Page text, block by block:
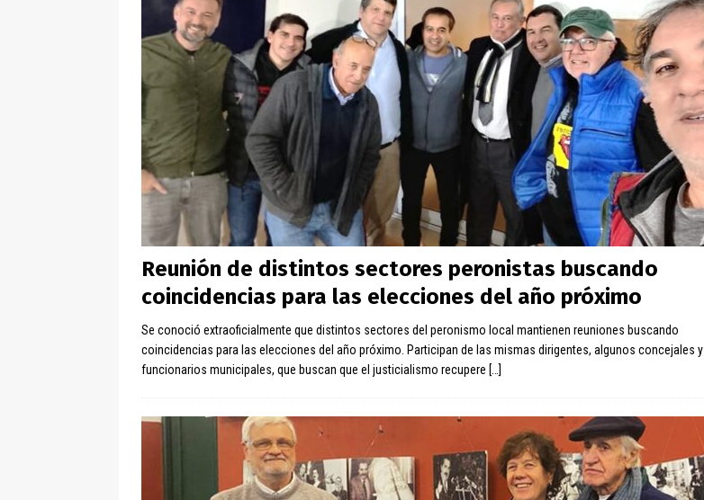
Reunión de distintos sectores peronistas buscando
coincidencias para las elecciones del año próximo
Se conoció extraoficialmente que distintos sectores del peronismo local mantienen reuniones buscando
coincidencias para las elecciones del año próximo. Participan de las mismas dirigentes, algunos concejales y
funcionarios municipales, que buscan que el justicialismo recupere […]